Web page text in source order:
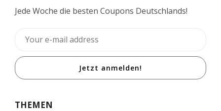
Jede Woche die besten Coupons Deutschlands!
Jetzt anmelden!
THEMEN